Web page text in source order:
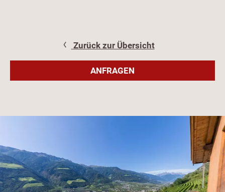
Zurück zur Übersicht
ANFRAGEN